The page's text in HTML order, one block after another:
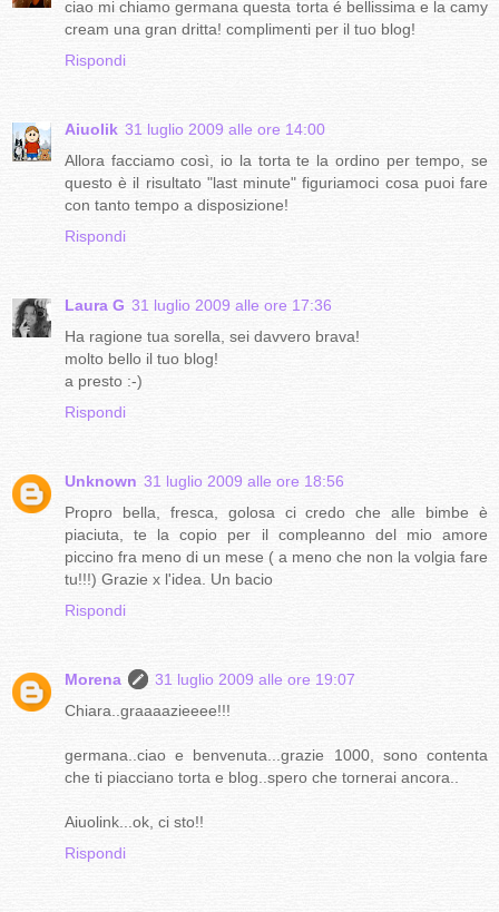
ciao mi chiamo germana questa torta é bellissima e la camy
cream una gran dritta! complimenti per il tuo blog!
Rispondi
Aiuolik 31 luglio 2009 alle ore 14:00
Allora facciamo così, io la torta te la ordino per tempo, se
questo è il risultato "last minute" figuriamoci cosa puoi fare
con tanto tempo a disposizione!
Rispondi
Laura G 31 luglio 2009 alle ore 17:36
Ha ragione tua sorella, sei davvero brava!
molto bello il tuo blog!
a presto :-)
Rispondi
Unknown 31 luglio 2009 alle ore 18:56
Propro bella, fresca, golosa ci credo che alle bimbe è
piaciuta, te la copio per il compleanno del mio amore
piccino fra meno di un mese ( a meno che non la volgia fare
tu!!!) Grazie x l'idea. Un bacio
Rispondi
Morena
31 luglio 2009 alle ore 19:07
Chiara..graaaazieeee!!!
germana..ciao e benvenuta...grazie 1000, sono contenta
che ti piacciano torta e blog..spero che tornerai ancora..
Aiuolink...ok, ci sto!!
Rispondi